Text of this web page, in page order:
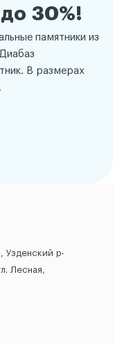
30%!
памятники из
В размерах
Узденский р-
Лесная,